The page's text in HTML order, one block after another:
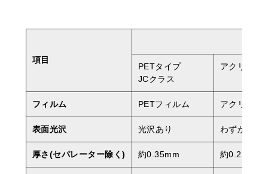
項目
PETタイプ
JCクラス
アクリルタ
フィルム PETフィルム アクリルフ
表面光沢 光沢あり わずかに光
厚さ(セパレーター除く) 約0.35mm 約0.22mm